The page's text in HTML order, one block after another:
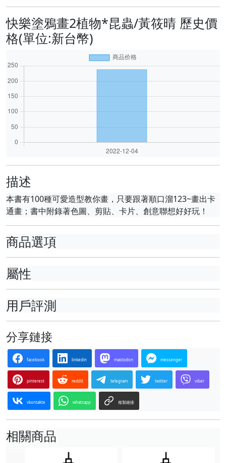
快樂塗鴉畫2植物*昆蟲/黃筱晴 歷史價
格(單位:新台幣)
描述
本書有100種可愛造型教你畫，只要跟著順口溜123~畫出卡
通畫；書中附錄著色圖、剪貼、卡片、創意聯想好好玩！
商品選項
屬性
用戶評測
分享鏈接
facebook linkedin mastodon messenger
pinterest reddit telegram twitter viber
vkontakte whatsapp 複製鏈接
相關商品